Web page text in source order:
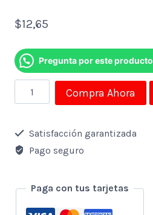
$12,65
Pregunta por este producto
Mouse
Klip
Xtreme
Inalambrico
6
Bot.
Compra Ahora
Satisfacción garantizada
Pago seguro
Paga con tus tarjetas